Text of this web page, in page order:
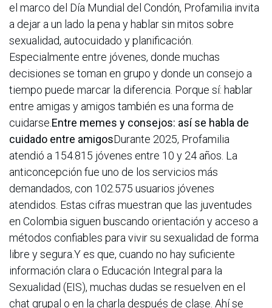
el marco del Día Mundial del Condón, Profamilia invita
a dejar a un lado la pena y hablar sin mitos sobre
sexualidad, autocuidado y planificación.
Especialmente entre jóvenes, donde muchas
decisiones se toman en grupo y donde un consejo a
tiempo puede marcar la diferencia. Porque sí: hablar
entre amigas y amigos también es una forma de
cuidarse. Entre memes y consejos: así se habla de
cuidado entre amigosDurante 2025, Profamilia
atendió a 154.815 jóvenes entre 10 y 24 años. La
anticoncepción fue uno de los servicios más
demandados, con 102.575 usuarios jóvenes
atendidos. Estas cifras muestran que las juventudes
en Colombia siguen buscando orientación y acceso a
métodos confiables para vivir su sexualidad de forma
libre y segura.Y es que, cuando no hay suficiente
información clara o Educación Integral para la
Sexualidad (EIS), muchas dudas se resuelven en el
chat grupal o en la charla después de clase. Ahí se